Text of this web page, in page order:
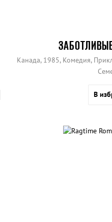
Канада, 1985, Комедия,
В